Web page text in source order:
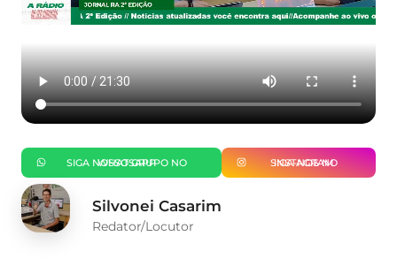
SIGA NOSSO GRUPO NO WHATSAPP SIGA-NOS NO INSTAGRAM
Silvonei Casarim
Redator/Locutor